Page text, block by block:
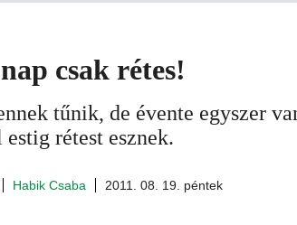
csak rétes!
tűnik, de évente egyszer
rétest esznek.
Habik Csaba 2011. 08. 19. péntek